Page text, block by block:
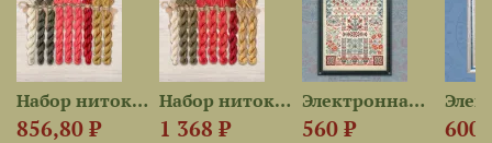
Набор ниток OwlForest для...
856,80 ₽
Набор ниток OwlForest для...
1 368 ₽
Электронная схема «Южный край»
560 ₽ 600